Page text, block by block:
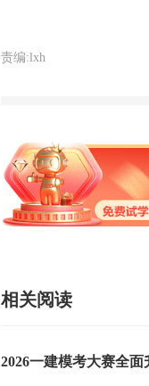
责编:lxh
相关阅读
2026一建模考大赛全